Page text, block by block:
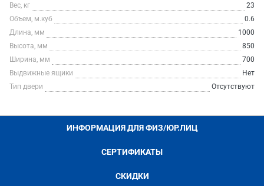
Вес, кг
23
Объем, м.куб
0.6
Длина, мм
1000
Высота, мм
850
Ширина, мм
700
Выдвижные ящики
Нет
Тип двери
Отсутствуют
ИНФОРМАЦИЯ ДЛЯ ФИЗ/ЮР.ЛИЦ
СЕРТИФИКАТЫ
СКИДКИ